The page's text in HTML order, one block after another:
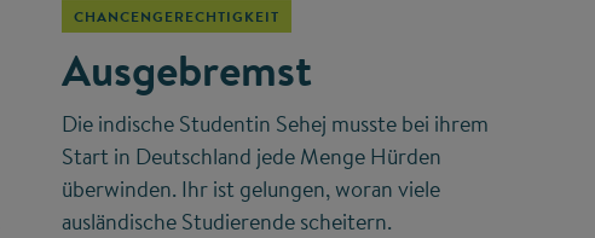
CHANCENGERECHTIGKEIT
Ausgebremst
Die indische Studentin Sehej musste bei ihrem
Start in Deutschland jede Menge Hürden
überwinden. Ihr ist gelungen, woran viele
ausländische Studierende scheitern.